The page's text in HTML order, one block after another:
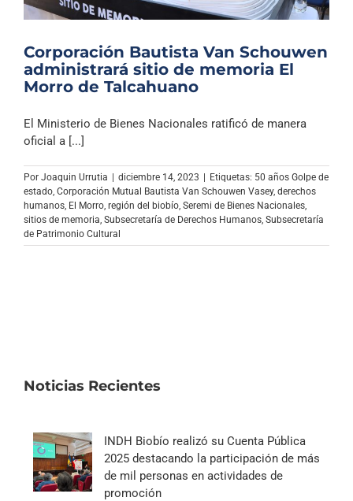
Corporación Bautista Van Schouwen
administrará sitio de memoria El
Morro de Talcahuano
El Ministerio de Bienes Nacionales ratificó de manera
oficial a [...]
Por Joaquin Urrutia | diciembre 14, 2023 | Etiquetas: 50 años Golpe de
estado Corporación Mutual Bautista Van Schouwen Vasey, derechos
humanos El Morro región del biobío Seremi de Bienes Nacionales
sitios de memoria Subsecretaría de Derechos Humanos Subsecretaría
de Patrimonio Cultural
Noticias Recientes
INDH Biobío realizó su Cuenta Pública
2025 destacando la participación de más
de mil personas en actividades de
promoción